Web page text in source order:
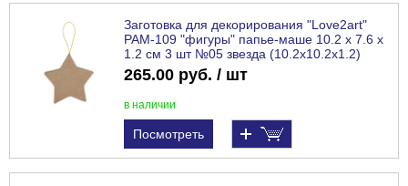
Заготовка для декорирования "Love2art"
PAM-109 "фигуры" папье-маше 10.2 х 7.6 х
1.2 см 3 шт №05 звезда (10.2x10.2x1.2)
265.00 руб. / шт
в наличии
Посмотреть